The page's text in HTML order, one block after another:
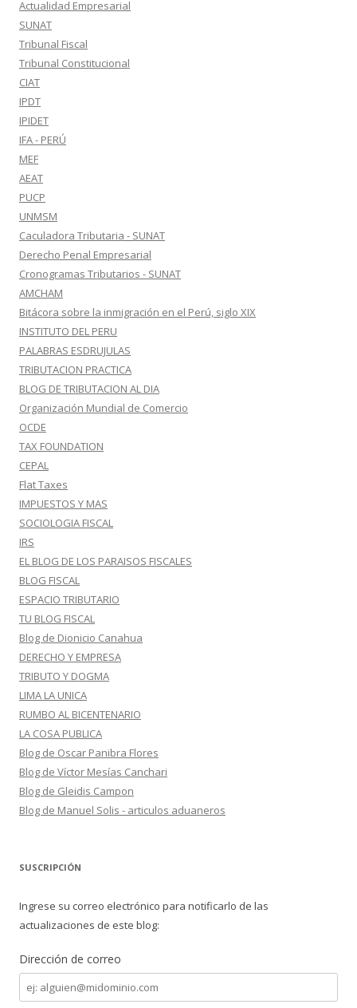
Actualidad Empresarial
SUNAT
Tribunal Fiscal
Tribunal Constitucional
CIAT
IPDT
IPIDET
IFA - PERÚ
MEF
AEAT
PUCP
UNMSM
Caculadora Tributaria - SUNAT
Derecho Penal Empresarial
Cronogramas Tributarios - SUNAT
AMCHAM
Bitácora sobre la inmigración en el Perú, siglo XIX
INSTITUTO DEL PERU
PALABRAS ESDRUJULAS
TRIBUTACION PRACTICA
BLOG DE TRIBUTACION AL DIA
Organización Mundial de Comercio
OCDE
TAX FOUNDATION
CEPAL
Flat Taxes
IMPUESTOS Y MAS
SOCIOLOGIA FISCAL
IRS
EL BLOG DE LOS PARAISOS FISCALES
BLOG FISCAL
ESPACIO TRIBUTARIO
TU BLOG FISCAL
Blog de Dionicio Canahua
DERECHO Y EMPRESA
TRIBUTO Y DOGMA
LIMA LA UNICA
RUMBO AL BICENTENARIO
LA COSA PUBLICA
Blog de Oscar Panibra Flores
Blog de Víctor Mesías Canchari
Blog de Gleidis Campon
Blog de Manuel Solis - articulos aduaneros
SUSCRIPCIÓN
Ingrese su correo electrónico para notificarlo de las
actualizaciones de este blog:
Dirección de correo
Dirección
de
correo